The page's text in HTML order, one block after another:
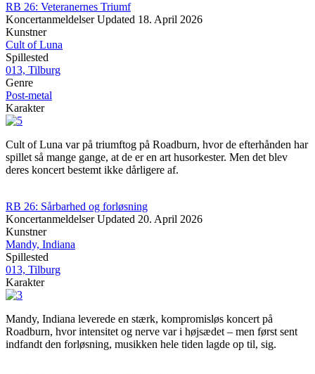
RB 26: Veteranernes Triumf
Koncertanmeldelser Updated 18. April 2026
Kunstner
Cult of Luna
Spillested
013, Tilburg
Genre
Post-metal
Karakter
Cult of Luna var på triumftog på Roadburn, hvor de efterhånden har
spillet så mange gange, at de er en art husorkester. Men det blev
deres koncert bestemt ikke dårligere af.
RB 26: Sårbarhed og forløsning
Koncertanmeldelser Updated 20. April 2026
Kunstner
Mandy, Indiana
Spillested
013, Tilburg
Karakter
Mandy, Indiana leverede en stærk, kompromisløs koncert på
Roadburn, hvor intensitet og nerve var i højsædet – men først sent
indfandt den forløsning, musikken hele tiden lagde op til, sig.